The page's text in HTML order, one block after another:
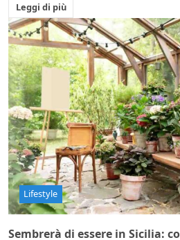
Leggi di più
Lifestyle
Sembrerà di essere in Sicilia: